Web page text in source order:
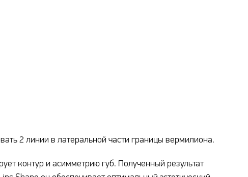
2 линии в латеральной части границы вермилиона.
контур и асимметрию губ. Полученный результат